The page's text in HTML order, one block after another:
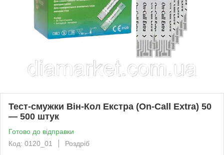
Тест-смужки Він-Кол Екстра (On-Call Extra) 50
— 500 штук
Готово до відправки
Код: 0120_01
Роздріб